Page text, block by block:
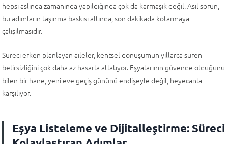
hepsi aslında zamanında yapıldığında çok da karmaşık değil. Asıl sorun,
bu adımların taşınma baskısı altında, son dakikada kotarmaya
çalışılmasıdır.
Süreci erken planlayan aileler, kentsel dönüşümün yıllarca süren
belirsizliğini çok daha az hasarla atlatıyor. Eşyalarının güvende olduğunu
bilen bir hane, yeni eve geçiş gününü endişeyle değil, heyecanla
karşılıyor.
Eşya Listeleme ve Dijitalleştirme: Süreci